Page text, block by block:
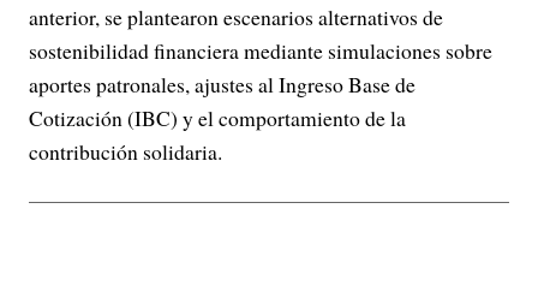
anterior, se plantearon escenarios alternativos de
sostenibilidad financiera mediante simulaciones sobre
aportes patronales, ajustes al Ingreso Base de
Cotización (IBC) y el comportamiento de la
contribución solidaria.